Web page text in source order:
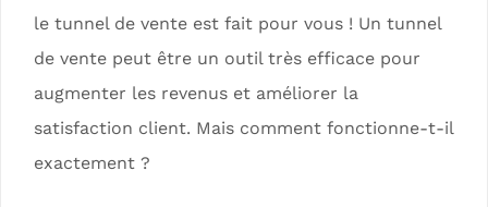
le tunnel de vente est fait pour vous ! Un tunnel
de vente peut être un outil très efficace pour
augmenter les revenus et améliorer la
satisfaction client. Mais comment fonctionne-t-il
exactement ?